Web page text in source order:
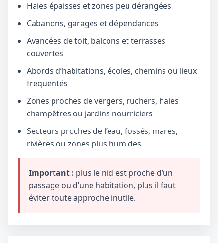
Haies épaisses et zones peu dérangées
Cabanons, garages et dépendances
Avancées de toit, balcons et terrasses
couvertes
Abords d’habitations, écoles, chemins ou lieux
fréquentés
Zones proches de vergers, ruchers, haies
champêtres ou jardins nourriciers
Secteurs proches de l’eau, fossés, mares,
rivières ou zones plus humides
Important : plus le nid est proche d’un
passage ou d’une habitation, plus il faut
éviter toute approche inutile.